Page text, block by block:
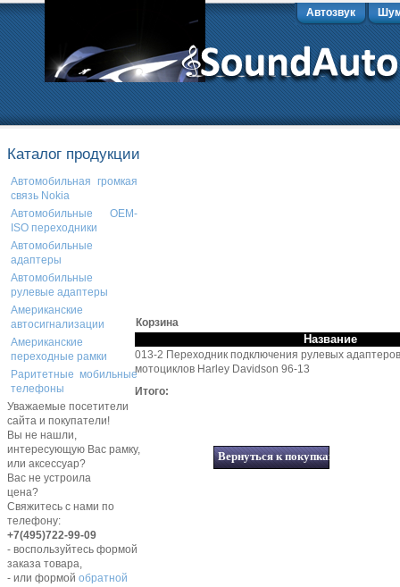
Автозвук
Каталог продукции
Автомобильная громкая
связь Nokia
Автомобильные OEM-
ISO переходники
Автомобильные
адаптеры
Автомобильные
рулевые адаптеры
Американские
автосигнализации
Американские
переходные рамки
Раритетные мобильные
телефоны
Уважаемые посетители
сайта и покупатели!
Вы не нашли,
интересующую Вас рамку,
или аксессуар?
Вас не устроила
цена?
Свяжитесь с нами по
телефону:
+7(495)722-99-09
- воспользуйтесь формой
заказа товара,
- или формой обратной
Корзина
Название
013-2 Переходник подключения рулевых
мотоциклов Harley Davidson 96-13
Итого: